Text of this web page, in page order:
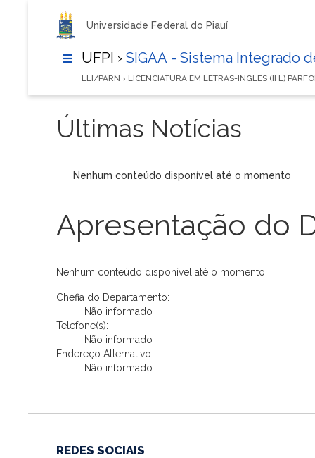
Universidade Federal do Piauí
UFPI › SIGAA - Sistema Integrado
LLI/PARN › LICENCIATURA EM LETRAS-INGLES (II L)
Últimas Notícias
Nenhum conteúdo disponível até o momento
Apresentação do
Nenhum conteúdo disponível até o momento
Chefia do Departamento:
Não informado
Telefone(s):
Não informado
Endereço Alternativo:
Não informado
REDES SOCIAIS